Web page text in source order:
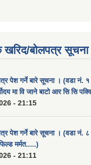
खरिद/बोलपत्र सूचना
पेश गर्ने बारे सूचना । (वडा नं. १
मा वि जाने बाटो आर सि सि
- 21:15
पेश गर्ने बारे सूचना । (वडा नं. ८
मर्मत.....)
- 21:11